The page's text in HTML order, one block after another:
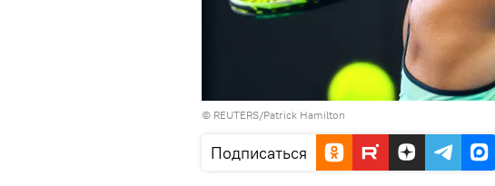
© REUTERS/Patrick Hamilton
Подписаться